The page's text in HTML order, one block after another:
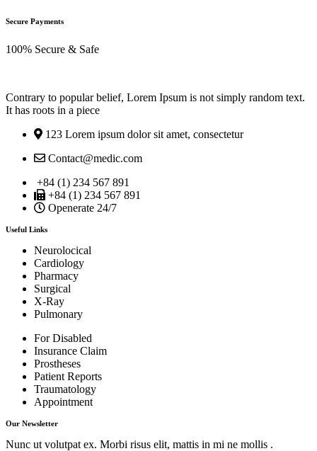
Secure Payments
100% Secure & Safe
Contrary to popular belief, Lorem Ipsum is not simply random text.
It has roots in a piece
123 Lorem ipsum dolor sit amet, consectetur
Contact@medic.com
+84 (1) 234 567 891
+84 (1) 234 567 891
Openerate 24/7
Useful Links
Neurolocical
Cardiology
Pharmacy
Surgical
X-Ray
Pulmonary
For Disabled
Insurance Claim
Prostheses
Patient Reports
Traumatology
Appointment
Our Newsletter
Nunc ut volutpat ex. Morbi risus elit, mattis in mi ne mollis .